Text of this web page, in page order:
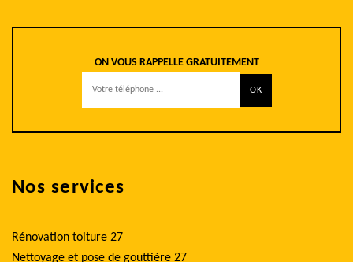
ON VOUS RAPPELLE GRATUITEMENT
Nos services
Rénovation toiture 27
Nettoyage et pose de gouttière 27